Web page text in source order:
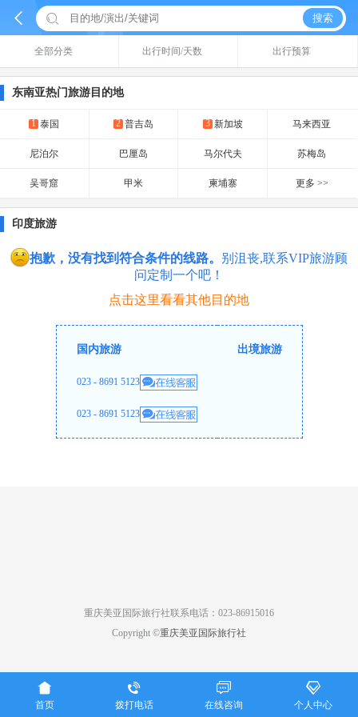
  搜索
全部分类 出行时间/天数 出行预算
东南亚热门旅游目的地
1 泰国 2 普吉岛 3 新加坡 马来西亚
尼泊尔 巴厘岛 马尔代夫 苏梅岛
吴哥窟 甲米 柬埔寨 更多 >>
印度旅游
抱歉，没有找到符合条件的线路。 别沮丧,联系VIP旅游顾
问定制一个吧！
点击这里看看其他目的地
国内旅游
023 - 8691 5123
023 - 8691 5123
出境旅游
重庆美亚国际旅行社联系电话：023-86915016
Copyright ©重庆美亚国际旅行社

首页

拨打电话

在线咨询

个人中心